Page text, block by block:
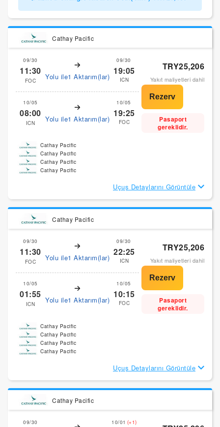
Cathay Pacific
09/30
11:30
FOC Yolu ile1 Aktarım(lar)
09/30
19:05
ICN
10/05
08:00
ICN Yolu ile1 Aktarım(lar)
10/05
19:25
FOC
TRY25,206
Yakıt maliyetleri dahil
Pasaport
gereklidir.
Cathay Pacific
Cathay Pacific
Cathay Pacific
Cathay Pacific
Uçuş Detaylarını Görüntüle
Cathay Pacific
09/30
11:30
FOC Yolu ile1 Aktarım(lar)
09/30
22:25
ICN
10/05
01:55
ICN Yolu ile1 Aktarım(lar)
10/05
10:15
FOC
TRY25,206
Yakıt maliyetleri dahil
Pasaport
gereklidir.
Cathay Pacific
Cathay Pacific
Cathay Pacific
Cathay Pacific
Uçuş Detaylarını Görüntüle
Cathay Pacific
09/30 10/01 (+1)